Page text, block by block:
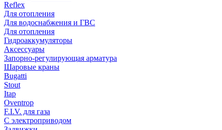
Reflex
Для отопления
Для водоснабжения и ГВС
Для отопления
Гидроаккумуляторы
Аксессуары
Запорно-регулирующая арматура
Шаровые краны
Bugatti
Stout
Itap
Oventrop
F.I.V. для газа
С электроприводом